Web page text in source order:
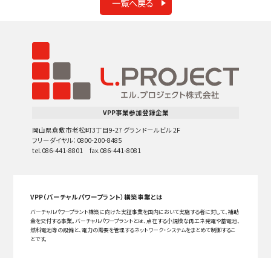
一覧へ戻る
VPP事業参加登録企業
岡山県倉敷市老松町3丁目9-27 グランドールビル 2F
フリーダイヤル：0800-200-8485
tel.086-441-8801 fax.086-441-8081
VPP（バーチャルパワープラント）構築事業とは
バーチャルパワープラント構築に向けた実証事業を国内において実施する者に対して、補助
金を交付する事業。バーチャルパワープラントとは、点在する小規模な再エネ発電や蓄電池、
燃料電池等の設備と、電力の需要を管理するネットワーク・システムをまとめて制御するこ
とです。